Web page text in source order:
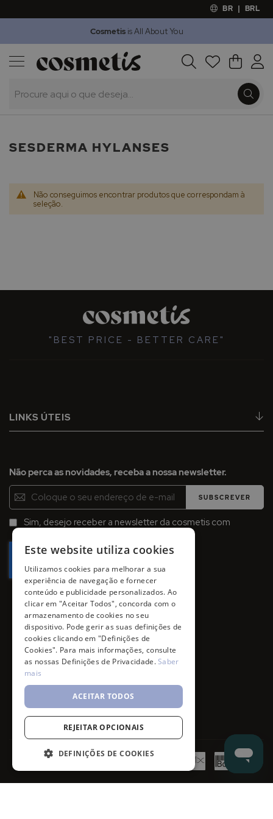
BR | BRL
Cosmetisis All About You
Procura O Meu
Outlet
SESDERMA HYLANSES
Não conseguimos encontrar produtos que correspondam à
seleção.
"BEST PRICE - BETTER CARE"
LINKS ÚTEIS
Não perca as novidades, receba a nossa newsletter.
Inscreva-
se
na
Newsletter:
SUBSCREVER
Sim, desejo receber a newsletter da cosmetis com
Este website utiliza cookies
Utilizamos cookies para melhorar a sua
experiência de navegação e fornecer
conteúdo e publicidade personalizados. Ao
clicar em "Aceitar Todos", concorda com o
armazenamento de cookies no seu
dispositivo. Pode gerir as suas definições de
cookies clicando em "Definições de
Cookies". Para mais informações, consulte
as nossas Definições de Privacidade.Saber
mais
ACEITAR TODOS
REJEITAR OPCIONAIS
DEFINIÇÕES DE COOKIES